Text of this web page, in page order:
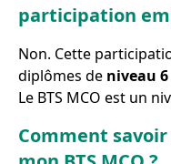
participation
Non. Cette
diplômes de niveau
Le BTS MCO est un
Comment savoir